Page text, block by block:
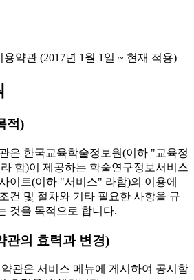
약관 (2017년 1월 1일 ~ 현재 적용)
적)
은 한국교육학술정보원(이하 "교육정
함)이 제공하는 학술연구정보서비스
이트(이하 "서비스" 라함)의 이용에
건 및 절차와 기타 필요한 사항을 규
것을 목적으로 합니다.
관의 효력과 변경)
관은 서비스 메뉴에 게시하여 공시함